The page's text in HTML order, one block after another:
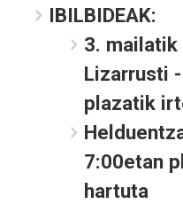
IBILBIDEAK:
3. mailatik
Lizarrusti
plazatik
7:00etan
hartuta